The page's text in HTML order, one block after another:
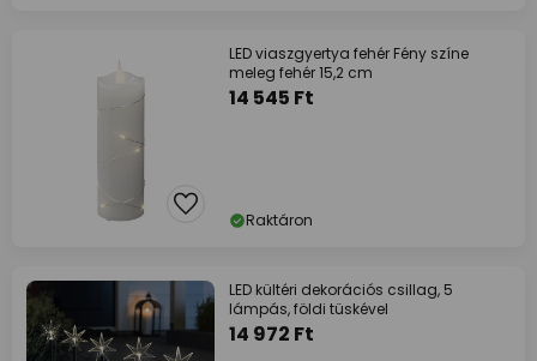
LED viaszgyertya fehér Fény színe
meleg fehér 15,2 cm
14 545 Ft
Raktáron
LED kültéri dekorációs csillag, 5
lámpás, földi tüskével
14 972 Ft